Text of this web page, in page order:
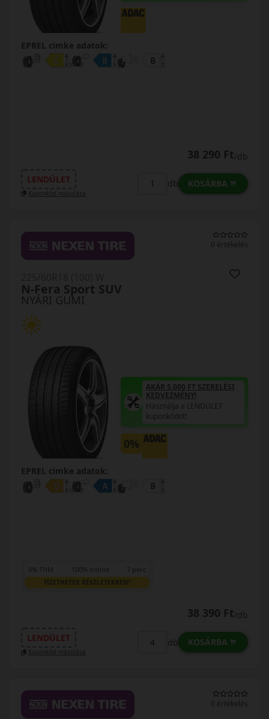
EPREL cimke adatok:
38 290 Ft/db
LENDÜLET
Kuponkód másolása
db KOSÁRBA
0 értékelés
NYÁRI GUMI
N-Fera Sport SUV
AKÁR 5.000 FT SZERELÉSI
KEDVEZMÉNY!
Használja a LENDÜLET
kuponkódot!
0%
EPREL cimke adatok:
0% THM 100% online 7 perc
FIZETHETEK RÉSZLETEKBEN?
38 390 Ft/db
LENDÜLET
Kuponkód másolása
db KOSÁRBA
0 értékelés